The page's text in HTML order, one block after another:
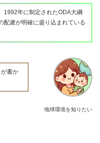
1992年に制定されたODA大綱
配慮が明確に盛り込まれている
地球環境を知りたい
書か